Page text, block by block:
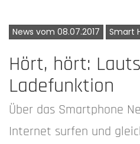
News vom 08.07.2017 Smart
Hört, hört:
Ladefunktion
Über das Smartphone
Internet surfen und